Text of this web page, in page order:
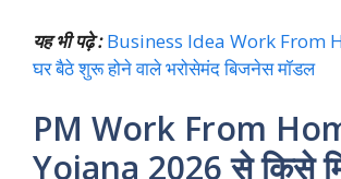
यह भी पढ़े : Business Idea Work From
घर बैठे शुरू होने वाले भरोसेमंद बिजनेस मॉडल
PM Work From
Yojana 2026 से किसे